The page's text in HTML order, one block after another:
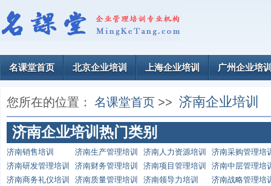
名课堂首页 北京企业培训 上海企业培训 广州企业培
您所在的位置： 名课堂首页 >> 济南企业培训
济南企业培训热门类别
济南销售培训 济南生产管理培训 济南人力资源培训
济南采购管理培
济南研发管理培训
济南财务管理培训 济南项目管理培训
济南中层管理培
济南商务礼仪培训
济南质量管理培训 济南领导力培训
济南战略管理培